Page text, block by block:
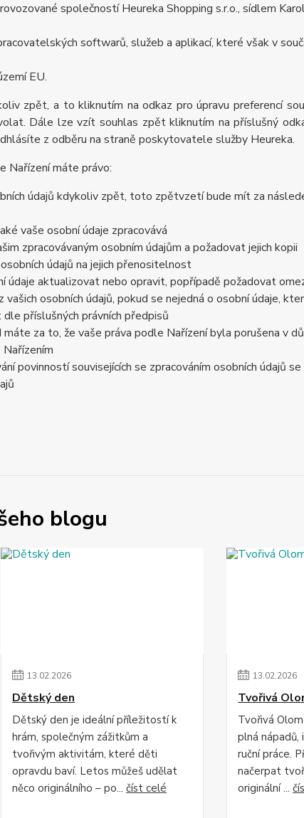
společností Heureka Shopping s.r.o., sídlem
softwarů, služeb a aplikací, které však v
EU.
zpět, a to kliknutím na odkaz pro úpravu preferencí
Dále lze vzít souhlas zpět kliknutím na příslušný
z odběru na straně poskytovatele služby Heureka.
Nařízení máte právo:
údajů kdykoliv zpět, toto zpětvzetí bude mít za
vaše osobní údaje zpracovává
zpracovávaným osobním údajům a požadovat jejich kopii
údajů na jejich přenositelnost
údaje aktualizovat nebo opravit, popřípadě požadovat
osobních údajů, pokud se nejedná o osobní údaje,
příslušných právních předpisů
máte za to, že vaše práva podle Nařízení byla porušena v
povinností souvisejících se zpracováním osobních údajů
blogu
13.02.2026
Dětský den
Dětský den je ideální příležitostí k
hrám, společným zážitkům a
tvořivým aktivitám, které děti
opravdu baví. Letos můžeš udělat
něco originálního – po... číst celé
13.02.2026
Tvořivá
Tvořivá
plná nápadů,
ruční práce.
načerpat
originální ...